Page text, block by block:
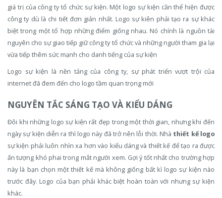
giá trị của công ty tổ chức sự kiện. Một logo sự kiện cần thể hiện được
công ty dù là chi tiết đơn giản nhất. Logo sự kiên phải tạo ra sự khác
biệt trong một tổ hợp những điểm giống nhau. Nó chính là nguồn tài
nguyên cho sự giao tiếp giữ công ty tổ chức và những người tham gia lại
vừa tiếp thêm sức mạnh cho danh tiếng của sự kiện
Logo sự kiện là nền tảng của công ty, sự phát triển vượt trội của
internet đã đem đến cho logo tầm quan trọng mới
NGUYÊN TẮC SÁNG TẠO VÀ KIỂU DÁNG
Đôi khi những logo sự kiện rất đẹp trong một thời gian, nhưng khi đến
ngày sự kiện diễn ra thì logo này đã trở nên lỗi thời. Nhà thiết kế logo
sự kiện phải luôn nhìn xa hơn vào kiểu dáng và thiết kế để tạo ra được
ấn tượng khó phai trong mắt người xem. Gợi ý tốt nhất cho trường hợp
này là bạn chọn một thiết kế mà không giống bất kì logo sự kiện nào
trước đây. Logo của bạn phải khác biệt hoàn toàn với nhưng sự kiện
khác.